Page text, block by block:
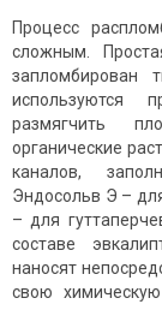
Процесс
сложным.
запломбирован
используются
размягчить
органические
каналов,
Эндосольв Э –
– для
составе
наносят
свою